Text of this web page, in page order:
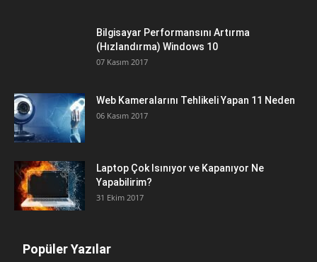
Bilgisayar Performansını Artırma
(Hızlandırma) Windows 10
07 Kasım 2017
Web Kameralarını Tehlikeli Yapan 11 Neden
06 Kasım 2017
Laptop Çok Isınıyor ve Kapanıyor Ne
Yapabilirim?
31 Ekim 2017
Popüler Yazılar